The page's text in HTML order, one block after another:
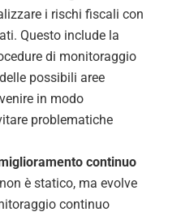
i rischi fiscali con
Questo include la
di monitoraggio
possibili aree
in modo
problematiche
continuo
è statico, ma evolve
continuo